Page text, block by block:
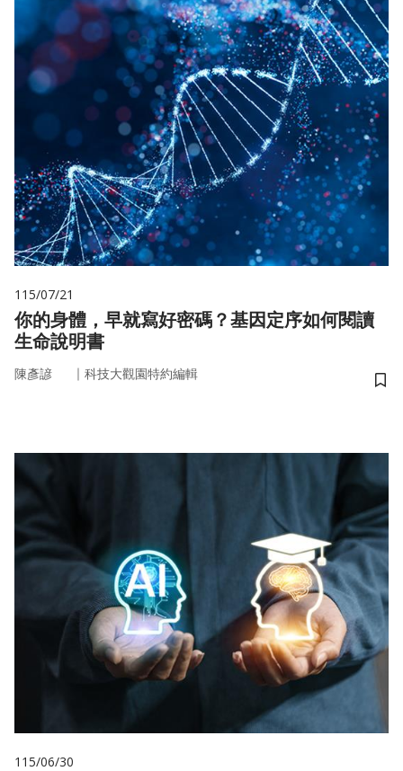
115/07/21
你的身體，早就寫好密碼？基因定序如何閱讀
生命說明書
陳彥諺 ｜ 科技大觀園特約編輯
儲
115/06/30